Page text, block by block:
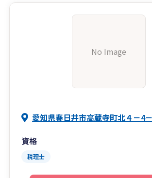
No Image
愛知県春日井市高蔵寺町北４－4
資格
税理士